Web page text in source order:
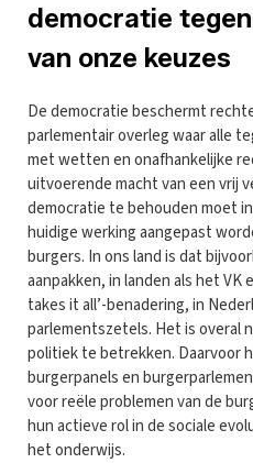
democratie
van onze keuzes
De democratie beschermt
parlementair overleg waar alle
met wetten en onafhankelijke
uitvoerende macht van een vrij
democratie te behouden moet
huidige werking aangepast
burgers. In ons land is dat
aanpakken, in landen als het VK
takes it all’-benadering, in
parlementszetels. Het is overal
politiek te betrekken. Daarvoor
burgerpanels en
voor reële problemen van de
hun actieve rol in de sociale
het onderwijs.